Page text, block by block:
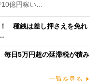
10億円稼い…
！ 種銭は差し押さえを免れ
毎日5万円超の延滞税が積み
一覧を見る